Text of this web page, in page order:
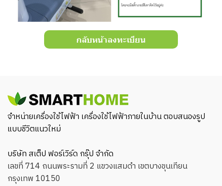
กลับหน้าลงทะเบียน
จำหน่ายเครื่องใช้ไฟฟ้า เครื่องใช้ไฟฟ้าภายในบ้าน ตอบสนองรูป
แบบชีวิตแนวใหม่
บริษัท สเต็ป ฟอร์เวิร์ด กรุ๊ป จำกัด
เลขที่ 714 ถนนพระรามที่ 2 แขวงแสมดำ เขตบางขุนเทียน
กรุงเทพ 10150